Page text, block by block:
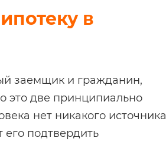
в
заемщик и гражданин,
это две принципиально
нет никакого источника
подтвердить